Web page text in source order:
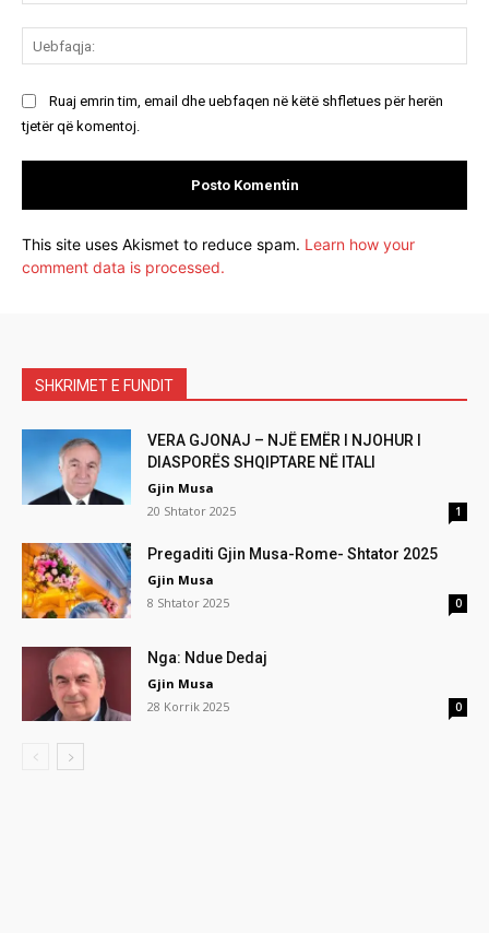
Ruaj emrin tim, email dhe uebfaqen në këtë shfletues për herën
tjetër që komentoj.
This site uses Akismet to reduce spam. Learn how your
comment data is processed.
SHKRIMET E FUNDIT
VERA GJONAJ – NJË EMËR I NJOHUR I
DIASPORËS SHQIPTARE NË ITALI
Gjin Musa
20 Shtator 2025
1
Pregaditi Gjin Musa-Rome- Shtator 2025
Gjin Musa
8 Shtator 2025
0
Nga: Ndue Dedaj
Gjin Musa
28 Korrik 2025
0